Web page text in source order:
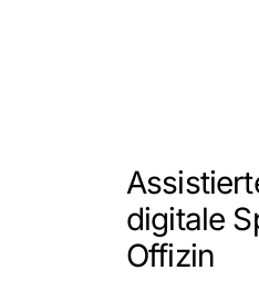
digitale
Offizin